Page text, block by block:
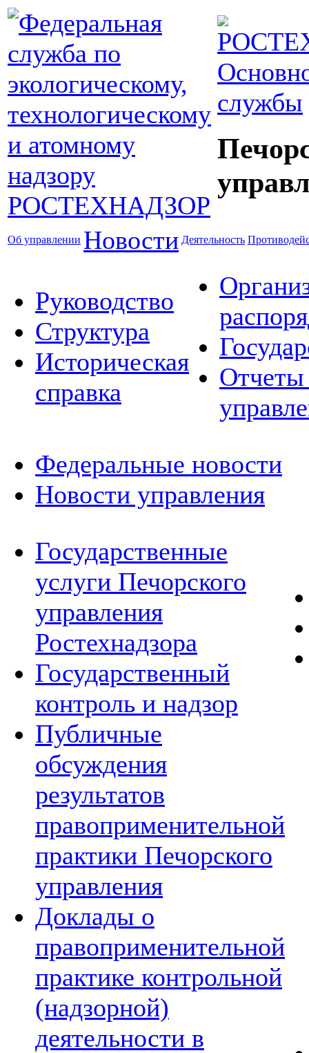
службы
Об управлении Новости Деятельность
Руководство
Структура
Историческая
справка
Отчеты
Федеральные новости
Новости управления
Государственные
услуги Печорского
управления
Ростехнадзора
Государственный
контроль и надзор
Публичные
обсуждения
результатов
правоприменительной
практики Печорского
управления
Доклады о
правоприменительной
практике контрольной
(надзорной)
деятельности в